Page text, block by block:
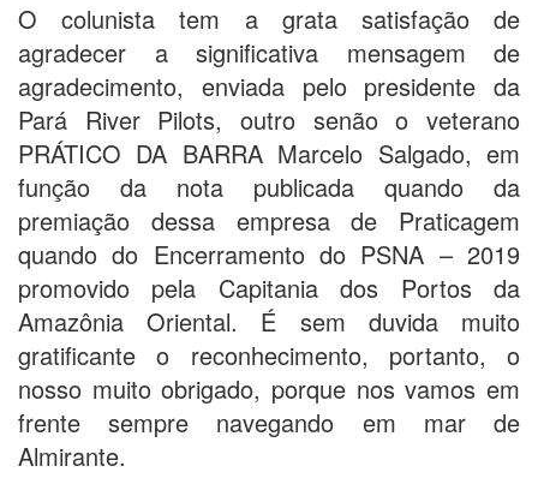
O colunista tem a grata satisfação de
agradecer a significativa mensagem de
agradecimento, enviada pelo presidente da
Pará River Pilots, outro senão o veterano
PRÁTICO DA BARRA Marcelo Salgado, em
função da nota publicada quando da
premiação dessa empresa de Praticagem
quando do Encerramento do PSNA – 2019
promovido pela Capitania dos Portos da
Amazônia Oriental. É sem duvida muito
gratificante o reconhecimento, portanto, o
nosso muito obrigado, porque nos vamos em
frente sempre navegando em mar de
Almirante.